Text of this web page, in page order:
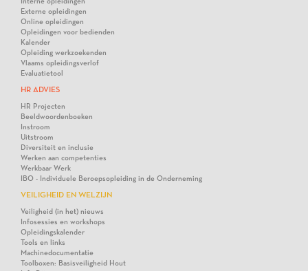
Externe opleidingen
Online opleidingen
Opleidingen voor bedienden
Kalender
Opleiding werkzoekenden
Vlaams opleidingsverlof
Evaluatietool
HR ADVIES
HR Projecten
Beeldwoordenboeken
Instroom
Uitstroom
Diversiteit en inclusie
Werken aan competenties
Werkbaar Werk
IBO - Individuele Beroepsopleiding in de Onderneming
VEILIGHEID EN WELZIJN
Veiligheid (in het) nieuws
Infosessies en workshops
Opleidingskalender
Tools en links
Machinedocumentatie
Toolboxen: Basisveiligheid Hout